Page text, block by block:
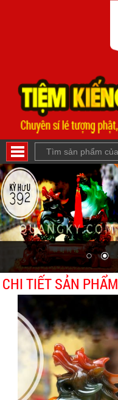
CHI TIẾT SẢN PHẨM